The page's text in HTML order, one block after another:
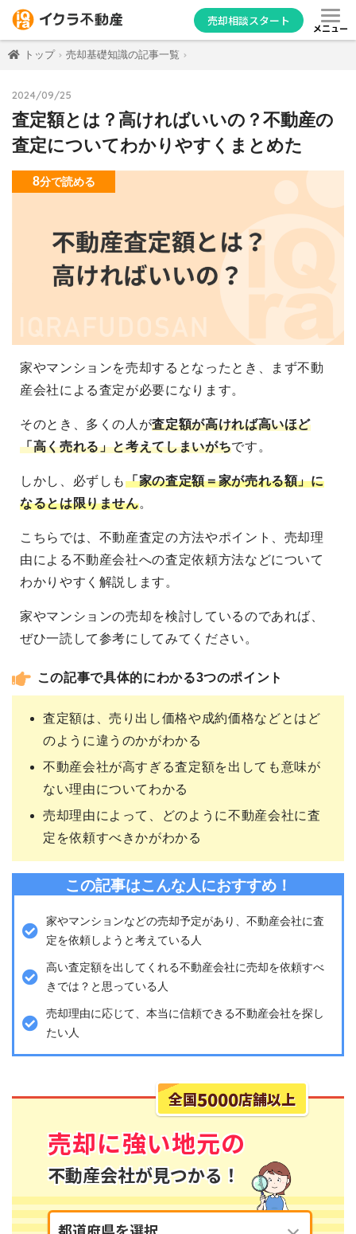
売却相談スタート
メニュー
トップ 売却基礎知識の記事一覧
2024/09/25
査定額とは？高ければいいの？不動産の
査定についてわかりやすくまとめた
8分で読める
家やマンションを売却するとなったとき、まず不動
産会社による査定が必要になります。
そのとき、多くの人が査定額が高ければ高いほど
「高く売れる」と考えてしまいがちです。
しかし、必ずしも「家の査定額＝家が売れる額」に
なるとは限りません。
こちらでは、不動産査定の方法やポイント、売却理
由による不動産会社への査定依頼方法などについて
わかりやすく解説します。
家やマンションの売却を検討しているのであれば、
ぜひ一読して参考にしてみてください。
この記事で具体的にわかる3つのポイント
査定額は、売り出し価格や成約価格などとはど
のように違うのかがわかる
不動産会社が高すぎる査定額を出しても意味が
ない理由についてわかる
売却理由によって、どのように不動産会社に査
定を依頼すべきかがわかる
この記事はこんな人におすすめ！
家やマンションなどの売却予定があり、不動産会社に査
定を依頼しようと考えている人
高い査定額を出してくれる不動産会社に売却を依頼すべ
きでは？と思っている人
売却理由に応じて、本当に信頼できる不動産会社を探し
たい人